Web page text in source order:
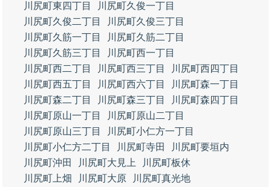
川尻町東四丁目
川尻町久俊一丁目
川尻町久俊二丁目
川尻町久俊三丁目
川尻町久筋一丁目
川尻町久筋二丁目
川尻町久筋三丁目
川尻町西一丁目
川尻町西二丁目
川尻町西三丁目
川尻町西四丁目
川尻町西五丁目
川尻町西六丁目
川尻町森一丁目
川尻町森二丁目
川尻町森三丁目
川尻町森四丁目
川尻町原山一丁目
川尻町原山二丁目
川尻町原山三丁目
川尻町小仁方一丁目
川尻町小仁方二丁目
川尻町寺田
川尻町要垣内
川尻町沖田
川尻町大見上
川尻町板休
川尻町上畑
川尻町大原
川尻町真光地